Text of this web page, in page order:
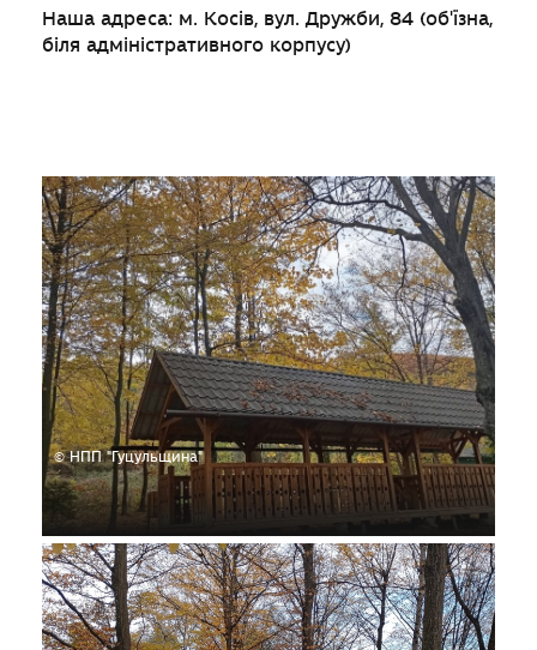
Наша адреса: м. Косів, вул. Дружби, 84 (об'їзна,
біля адміністративного корпусу)
© НПП "Гуцульщина"